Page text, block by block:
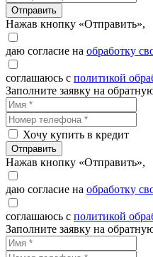
Отправить
Нажав кнопку «Отправить»,
даю согласие на обработку
соглашаюсь с политикой
Заполните заявку на
Хочу купить в кредит
Отправить
Нажав кнопку «Отправить»,
даю согласие на обработку
соглашаюсь с политикой
Заполните заявку на